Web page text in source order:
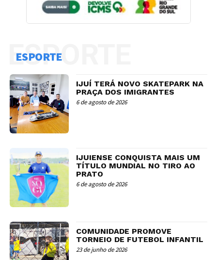
ESPORTE
ESPORTE
IJUÍ TERÁ NOVO SKATEPARK NA
PRAÇA DOS IMIGRANTES
6 de agosto de 2026
IJUIENSE CONQUISTA MAIS UM
TÍTULO MUNDIAL NO TIRO AO
PRATO
6 de agosto de 2026
COMUNIDADE PROMOVE
TORNEIO DE FUTEBOL INFANTIL
23 de junho de 2026